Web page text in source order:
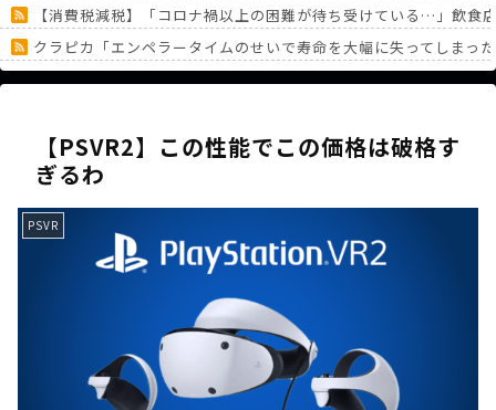
【消費税減税】「コロナ禍以上の困難が待ち受けている…」飲
クラピカ「エンペラータイムのせいで寿命を大幅に失ってしま
【画像】ファイアーエムブレム新作、エッチキャラが実装されて
《どうしてこうなった！？》「フリーレン一番くじ」を記念に
《人気No.1は誰だ？》順位でまさかの下剋上！？「魔族達のラ
《未だ謎多きキャラ達の順位》：「女神の石碑編」＆「帝国編
《アニメ2期＆3期が強い》「神技のレヴォルテ編」・「黄金郷
《強者達が上位に立ち並ぶ》「一級魔法使い選抜試験編」のキ
36歳の彼女と結婚したいのに、家族が猛反対。家族から信じら
【ホロライブ】アキロゼARK2次会ゴッフィーのサムネ草
【PSVR2】この性能でこの価格は破格す
ぎるわ
PSVR